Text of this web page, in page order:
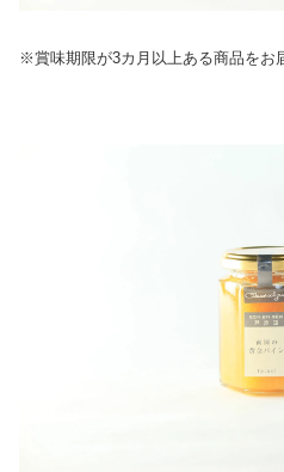
※賞味期限が3カ月以上ある商品をお